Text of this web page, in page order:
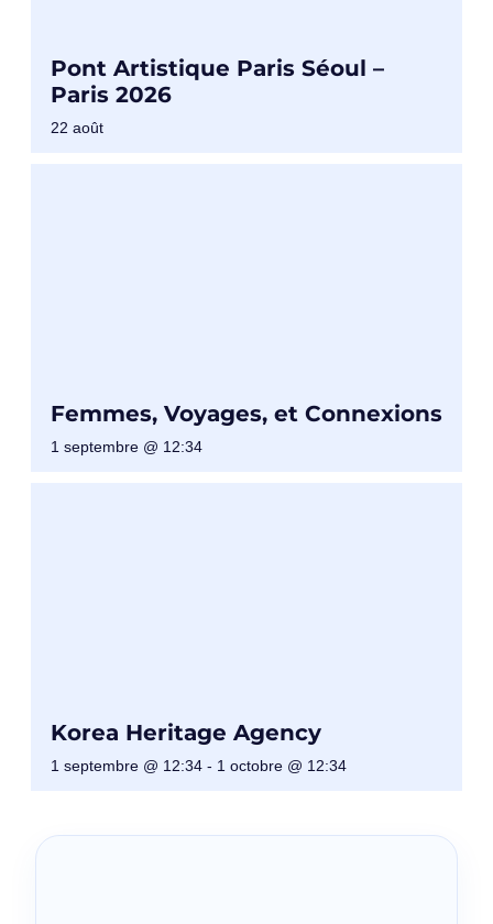
Pont Artistique Paris Séoul –
Paris 2026
22 août
Femmes, Voyages, et Connexions
1 septembre @ 12:34
Korea Heritage Agency
1 septembre @ 12:34 - 1 octobre @ 12:34